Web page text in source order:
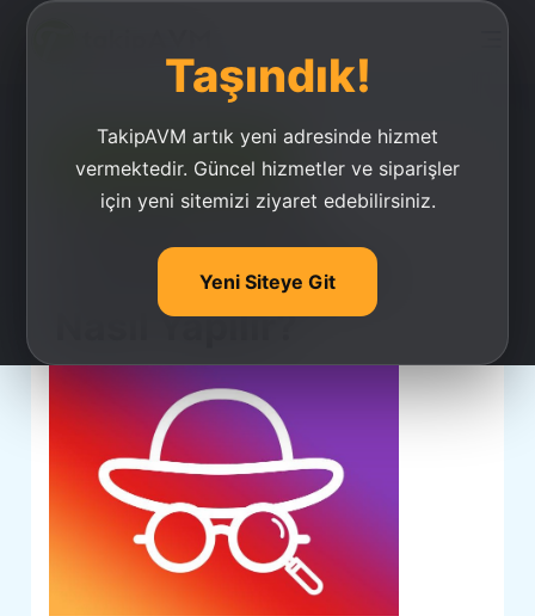
Taşındık!
TakipAVM artık yeni adresinde hizmet
vermektedir. Güncel hizmetler ve siparişler
için yeni sitemizi ziyaret edebilirsiniz.
Yeni Siteye Git
Ucuz Takipçi Satın Al
İnstagram Son
Görülme Kapatma
Nasıl Yapılır?